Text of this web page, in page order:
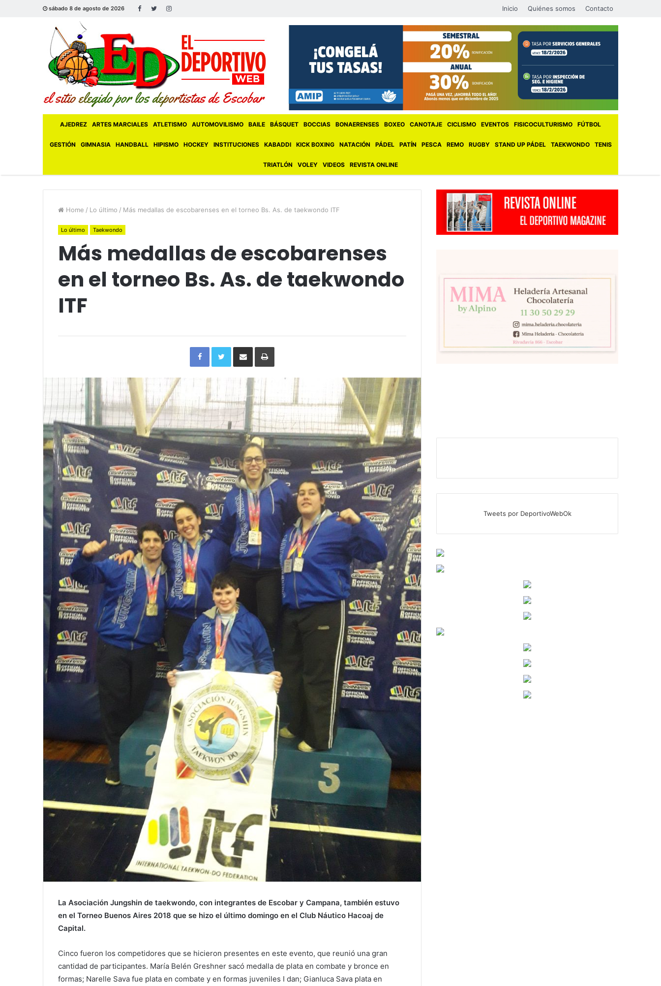
sábado 8 de agosto de 2026 Inicio Quiénes somos Contacto
AJEDREZ ARTES MARCIALES ATLETISMO AUTOMOVILISMO BAILE BÁSQUET BOCCIAS BONAERENSES BOXEO CANOTAJE CICLISMO EVENTOS FISICOCULTURISMO FÚTBOL
GESTIÓN GIMNASIA HANDBALL HIPISMO HOCKEY INSTITUCIONES KABADDI KICK BOXING NATACIÓN PÁDEL PATÍN PESCA REMO RUGBY STAND UP PÁDEL TAEKWONDO TENIS
TRIATLÓN VOLEY VIDEOS REVISTA ONLINE
Home / Lo último / Más medallas de escobarenses en el torneo Bs. As. de taekwondo ITF
Lo último Taekwondo
Más medallas de escobarenses
en el torneo Bs. As. de taekwondo
ITF
FacebookTwitterCompartirImprimir
La Asociación Jungshin de taekwondo, con integrantes de Escobar y Campana, también estuvo
en el Torneo Buenos Aires 2018 que se hizo el último domingo en el Club Náutico Hacoaj de
Capital.
Cinco fueron los competidores que se hicieron presentes en este evento, que reunió una gran
cantidad de participantes. María Belén Greshner sacó medalla de plata en combate y bronce en
formas; Narelle Sava fue plata en combate y en formas juveniles I dan; Gianluca Sava plata en
Tweets por DeportivoWebOk